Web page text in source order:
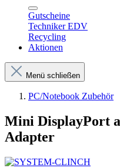
Gutscheine
Techniker EDV
Recycling
Aktionen
Menü schließen
PC/Notebook Zubehör
Mini DisplayPort
Adapter